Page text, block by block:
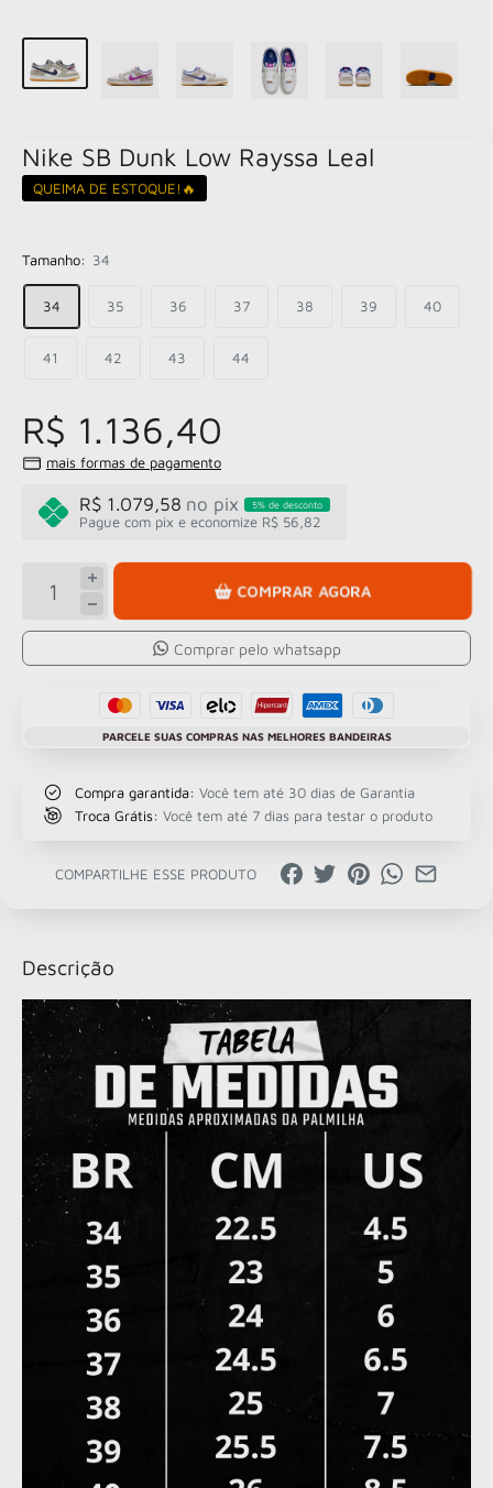
Nike SB Dunk Low Rayssa Leal
QUEIMA DE ESTOQUE!🔥
Tamanho: 34
34 35 36 37 38 39 40
41 42 43 44
R$ 1.136,40
mais formas de pagamento
R$ 1.079,58 no pix 5% de desconto
Pague com pix e economize R$ 56,82
COMPRAR AGORA
Comprar pelo whatsapp
PARCELE SUAS COMPRAS NAS MELHORES BANDEIRAS
Compra garantida: Você tem até 30 dias de Garantia
Troca Grátis: Você tem até 7 dias para testar o produto
COMPARTILHE ESSE PRODUTO
Descrição